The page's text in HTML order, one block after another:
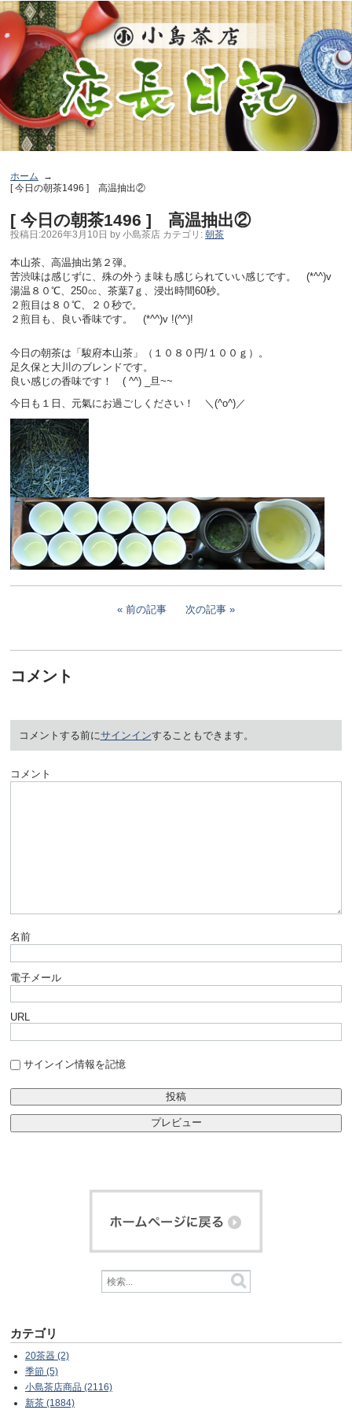
ホーム
[ 今日の朝茶1496 ] 高温抽出②
[ 今日の朝茶1496 ] 高温抽出②
投稿日:2026年3月10日 by 小島茶店 カテゴリ: 朝茶
本山茶、高温抽出第２弾。
苦渋味は感じずに、殊の外うま味も感じられていい感じです。 (*^^)v
湯温８０℃、250㏄、茶葉7ｇ、浸出時間60秒。
２煎目は８０℃、２０秒で。
２煎目も、良い香味です。 (*^^)v !(^^)!
今日の朝茶は「駿府本山茶」（１０８０円/１００ｇ）。
足久保と大川のブレンドです。
良い感じの香味です！ ( ^^) _旦~~
今日も１日、元氣にお過ごしください！ ＼(^o^)／
前の記事 次の記事
コメント
コメントする前にサインインすることもできます。
コメント
名前
電子メール
URL
サインイン情報を記憶
カテゴリ
20茶器 (2)
季節 (5)
小島茶店商品 (2116)
新茶 (1884)